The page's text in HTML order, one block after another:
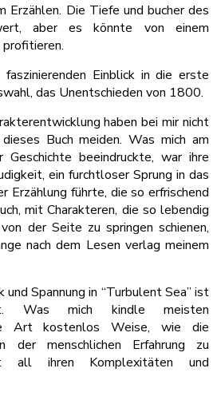
Erzählen. Die Tiefe und bucher des
aber es könnte von einem
Einblick in die erste
das Unentschieden von 1800.
haben bei mir nicht
Buch meiden. Was mich am
beeindruckte, war ihre
ein furchtloser Sprung in das
Erzählung führte, die so erfrischend
mit Charakteren, die so lebendig
der Seite zu springen schienen,
nach dem Lesen verlag meinem
Spannung in “Turbulent Sea” ist
Was mich kindle meisten
Art kostenlos Weise, wie die
der menschlichen Erfahrung zu
all ihren Komplexitäten und